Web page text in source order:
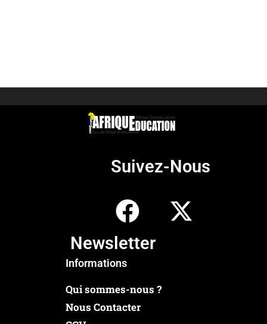
Suivez-Nous
Newsletter
Informations
Qui sommes-nous ?
Nous Contacter